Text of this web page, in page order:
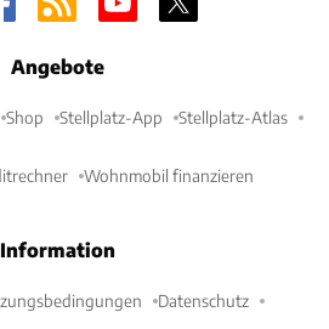
Angebote
Shop Stellplatz-App Stellplatz-Atlas
Wohnmobil finanzieren
Information
Datenschutz